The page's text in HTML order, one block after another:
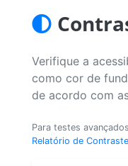
Verifique a
como cor de
de acordo com
Para testes
Relatório de